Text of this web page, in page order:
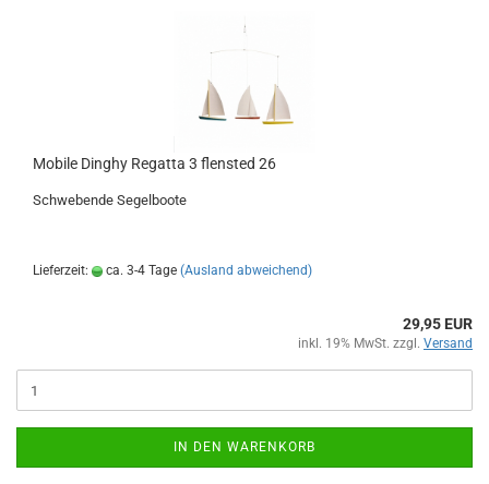
Mobile Dinghy Regatta 3 flensted 26
Schwebende Segelboote
Lieferzeit: ca. 3-4 Tage (Ausland abweichend)
29,95 EUR
inkl. 19% MwSt. zzgl. Versand
IN DEN WARENKORB